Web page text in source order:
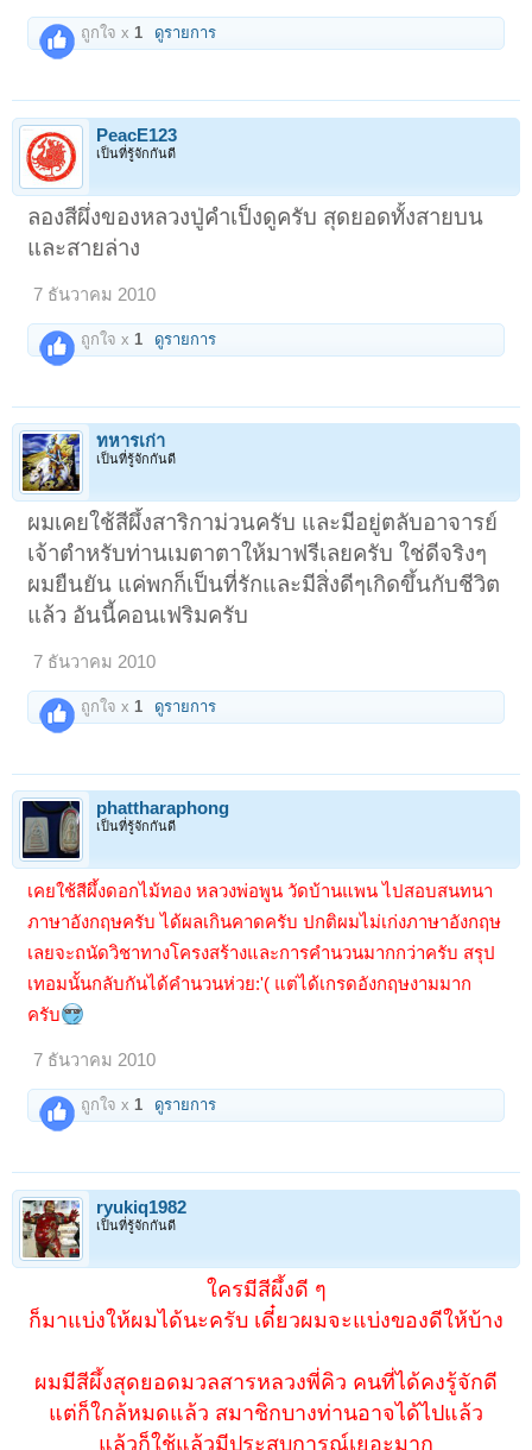
ให้อธิฐานขอความสำเร็จในกิจที่ประสงค์ ถ้าผู้ใหญ่โกรธสัก
เท่าไรๆก็ดี ให้เอาสีผึ้งนี้ป้ายคิ้วและเจิมหน้าผากไปหาเถิด
ทางเสน่ห์ให้สีปากไปพูดกับหญิงชาย มันรักเรานัก มีใจเอ็นดู
เราดุจว่าได้เสียเป็นผัวเมียกันแล้ว เป็นของวิเศษใช้ได้สารพัด
<O
ข้อห้าม<O
</O
สีผึ้งทั้งสามนี้ห้ามนำเอาไปแบ่งใส่แยกตลับ หรือไปผสมรวม
กับสีผึ้งชนิดอื่นท่านว่าผิดครูจะไม่ดี
ถูกใจ x1 ดูรายการ
PeacE123
เป็นที่รู้จักกันดี
ลองสีผึ่งของหลวงปู่คำเป็งดูครับ สุดยอดทั้งสายบน
และสายล่าง
7 ธันวาคม 2010
ถูกใจ x 1 ดูรายการ
ทหารเก่า
เป็นที่รู้จักกันดี
ผมเคยใช้สีผึ้งสาริกาม่วนครับ และมีอยู่ตลับอาจารย์
เจ้าตำหรับท่านเมตาตาให้มาฟรีเลยครับ ใช่ดีจริงๆ
ผมยืนยัน แค่พกก็เป็นที่รักและมีสิ่งดีๆเกิดขึ้นกับชีวิต
แล้ว อันนี้คอนเฟริมครับ
7 ธันวาคม 2010
ถูกใจ x 1 ดูรายการ
phattharaphong
เป็นที่รู้จักกันดี
เคยใช้สีผึ้งดอกไม้ทอง หลวงพ่อพูน วัดบ้านแพน ไปสอบสนทนา
ภาษาอังกฤษครับ ได้ผลเกินคาดครับ ปกติผมไม่เก่งภาษาอังกฤษ
เลยจะถนัดวิชาทางโครงสร้างและการคำนวนมากกว่าครับ สรุป
เทอมนั้นกลับกันได้คำนวนห่วย:'( แต่ได้เกรดอังกฤษงามมาก
ครับ
7 ธันวาคม 2010
ถูกใจ x1 ดูรายการ
ryukiq1982
เป็นที่รู้จักกันดี
ใครมีสีผึ้งดี ๆ
ก็มาแบ่งให้ผมได้นะครับ เดี๋ยวผมจะแบ่งของดีให้บ้าง
ผมมีสีผึ้งสุดยอดมวลสารหลวงพี่คิว คนที่ได้คงรู้จักดี
แต่ก็ใกล้หมดแล้ว สมาชิกบางท่านอาจได้ไปแล้ว
แล้วก็ใช้แล้วมีประสบการณ์เยอะมาก